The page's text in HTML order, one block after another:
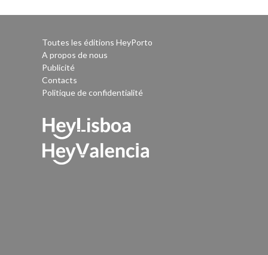
Toutes les éditions HeyPorto
A propos de nous
Publicité
Contacts
Politique de confidentialité